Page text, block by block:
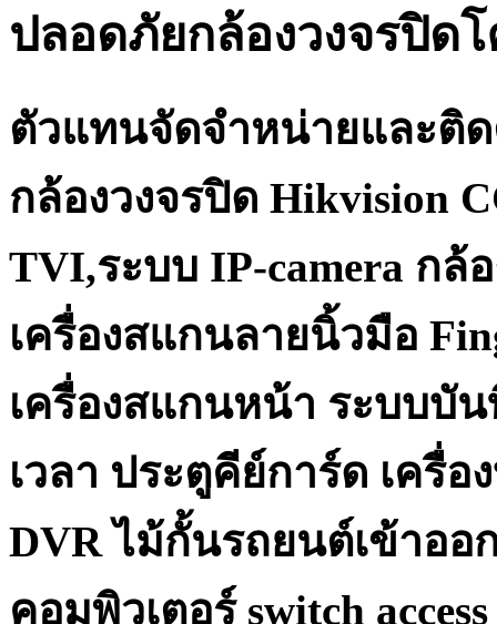
ปลอดภัยกล้องวงจรปิด
ตัวแทนจัดจำหน่ายและติ
กล้องวงจรปิด Hikvision
TVI,ระบบ IP-camera กล้
เครื่องสแกนลายนิ้วมือ
เครื่องสแกนหน้า ระบบบัน
เวลา ประตูคีย์การ์ด เครื่
DVR ไม้กั้นรถยนต์เข้าออ
คอมพิวเตอร์ switch